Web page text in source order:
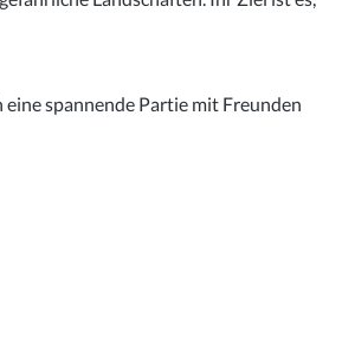
spannende Partie mit Freunden